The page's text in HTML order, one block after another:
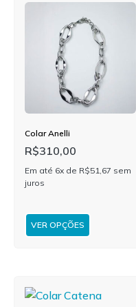
Colar Anelli
R$310,00
Em até 6x de R$51,67 sem
juros
VER OPÇÕES